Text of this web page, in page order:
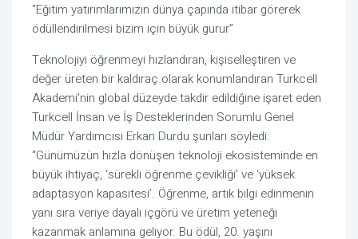
“Eğitim yatırımlarımızın dünya çapında itibar görerek
ödüllendirilmesi bizim için büyük gurur”
Teknolojiyi öğrenmeyi hızlandıran, kişiselleştiren ve
değer üreten bir kaldıraç olarak konumlandıran Turkcell
Akademi’nin global düzeyde takdir edildiğine işaret eden
Turkcell İnsan ve İş Desteklerinden Sorumlu Genel
Müdür Yardımcısı Erkan Durdu şunları söyledi:
“Günümüzün hızla dönüşen teknoloji ekosisteminde en
büyük ihtiyaç, ‘sürekli öğrenme çevikliği’ ve ‘yüksek
adaptasyon kapasitesi’. Öğrenme, artık bilgi edinmenin
yanı sıra veriye dayalı içgörü ve üretim yeteneği
kazanmak anlamına geliyor. Bu ödül, 20. yaşını